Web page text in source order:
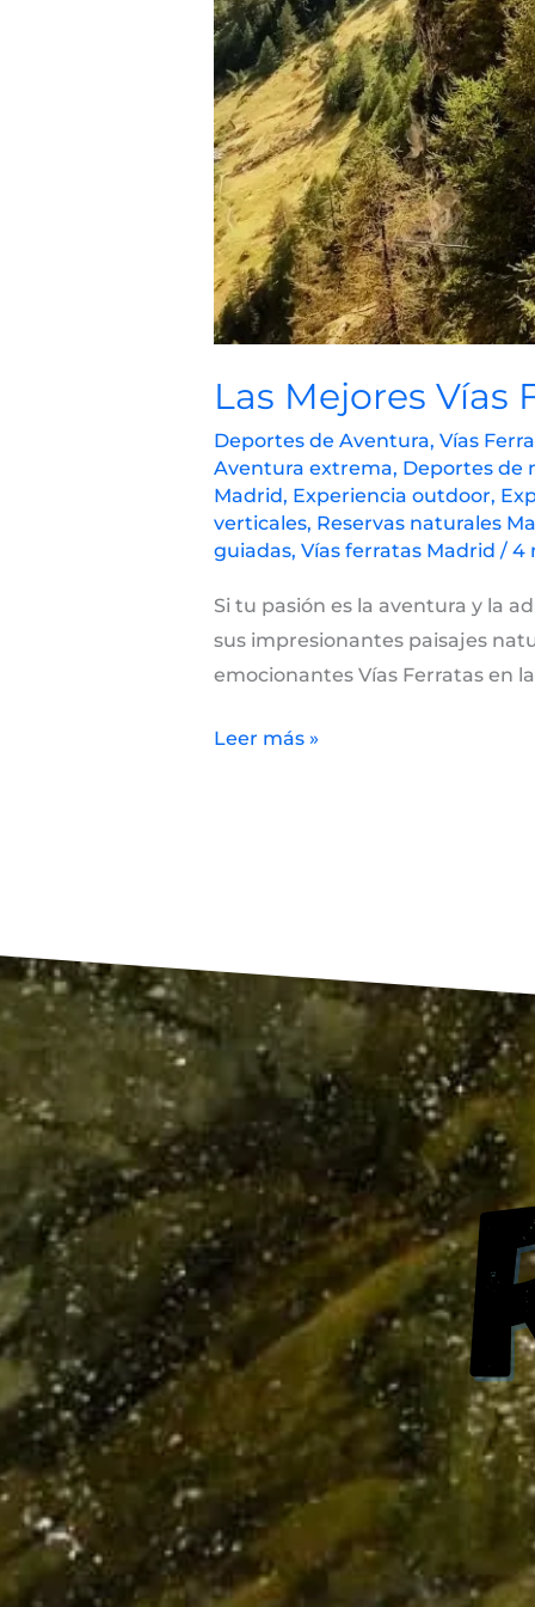
Las Mejores Vías
Deportes de Aventura, Vías
Aventura extrema, Deportes de
Madrid, Experiencia outdoor,
verticales, Reservas naturales
guiadas, Vías ferratas Madrid / 4
Si tu pasión es la aventura y la
sus impresionantes paisajes
emocionantes Vías Ferratas en
Leer más »